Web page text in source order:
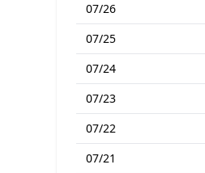
07/26
07/25
07/24
07/23
07/22
07/21